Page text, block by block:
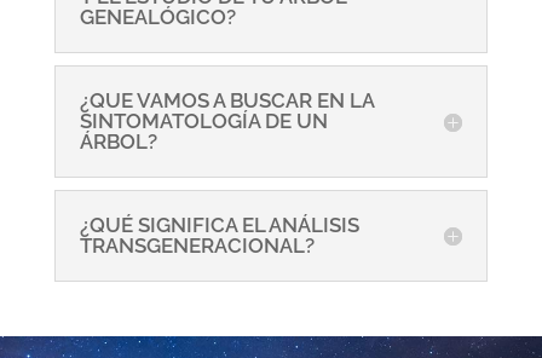
GENEALÓGICO?
¿QUE VAMOS A BUSCAR EN LA
SINTOMATOLOGÍA DE UN
ÁRBOL?
¿QUÉ SIGNIFICA EL ANÁLISIS
TRANSGENERACIONAL?